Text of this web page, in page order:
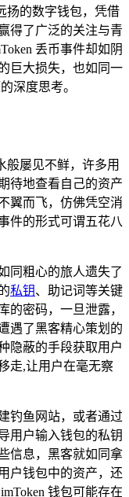
扬的数字钱包，凭借
得了广泛的关注与青
丢币事件却如阴
巨大损失，也如同一
深度思考。
般屡见不鲜，许多用
待地查看自己的资产
翼而飞，仿佛凭空消
件的形式可谓五花八
同粗心的旅人遗失了
私钥、助记词等关键
的密码，一旦泄露，
遇了黑客精心策划的
隐蔽的手段获取用户
走,让用户在毫无察
钓鱼网站，或者通过
用户输入钱包的私钥
信息，黑客就如同拿
户钱包中的资产，还
钱包可能存在